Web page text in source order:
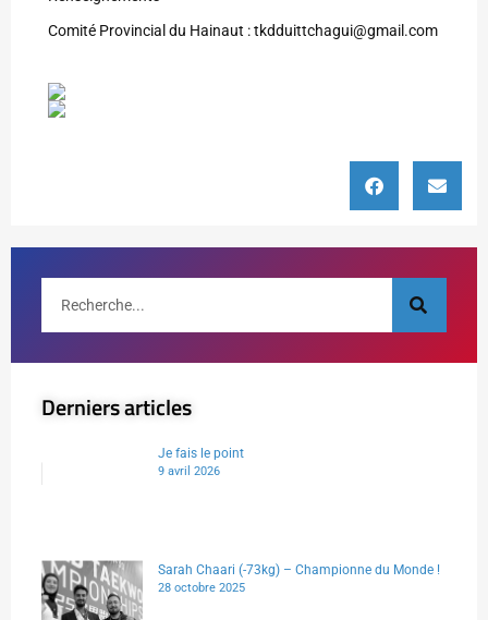
Comité Provincial du Hainaut :tkdduittchagui@gmail.com
Derniers articles
Je fais le point
9 avril 2026
Sarah Chaari (-73kg) – Championne du Monde !
28 octobre 2025